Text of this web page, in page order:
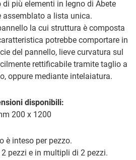
più elementi in legno di Abete
assemblato a lista unica.
la cui struttura è composta
potrebbe comportare in
del pannello, lieve curvatura sul
rettificabile tramite taglio a
oppure mediante intelaiatura.
disponibili:
200 x 1200
è inteso per pezzo.
pezzi e in multipli di 2 pezzi.